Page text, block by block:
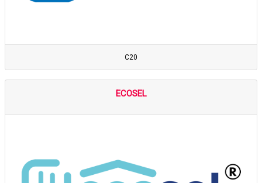
C20
ECOSEL